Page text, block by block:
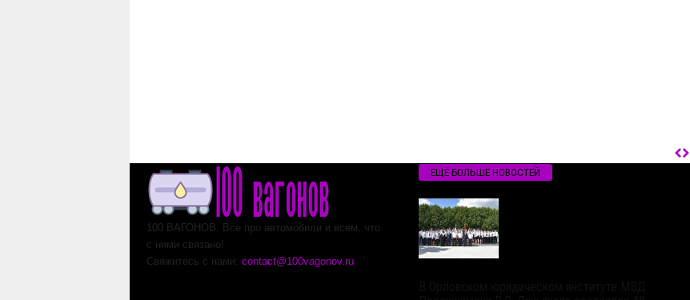
100 ВАГОНОВ. Все про автомобили и всем, что
с ними связано!
Свяжитесь с нами: contact@100vagonov.ru
ЕЩЁ БОЛЬШЕ НОВОСТЕЙ